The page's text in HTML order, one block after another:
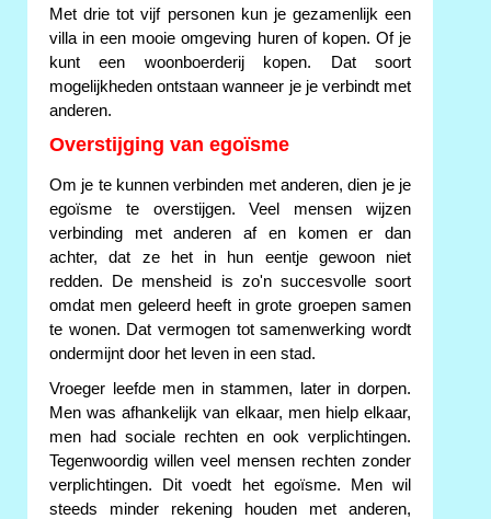
Met drie tot vijf personen kun je gezamenlijk een
villa in een mooie omgeving huren of kopen. Of je
kunt een woonboerderij kopen. Dat soort
mogelijkheden ontstaan wanneer je je verbindt met
anderen.
Overstijging van egoïsme
Om je te kunnen verbinden met anderen, dien je je
egoïsme te overstijgen. Veel mensen wijzen
verbinding met anderen af en komen er dan
achter, dat ze het in hun eentje gewoon niet
redden. De mensheid is zo'n succesvolle soort
omdat men geleerd heeft in grote groepen samen
te wonen. Dat vermogen tot samenwerking wordt
ondermijnt door het leven in een stad.
Vroeger leefde men in stammen, later in dorpen.
Men was afhankelijk van elkaar, men hielp elkaar,
men had sociale rechten en ook verplichtingen.
Tegenwoordig willen veel mensen rechten zonder
verplichtingen. Dit voedt het egoïsme. Men wil
steeds minder rekening houden met anderen,